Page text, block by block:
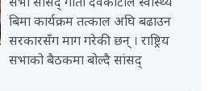
बिमा कार्यक्रम तत्काल अघि बढाउन
सरकारसँग माग गरेकी छन् । राष्ट्रिय
सभाको बैठकमा बोल्दै सांसद्